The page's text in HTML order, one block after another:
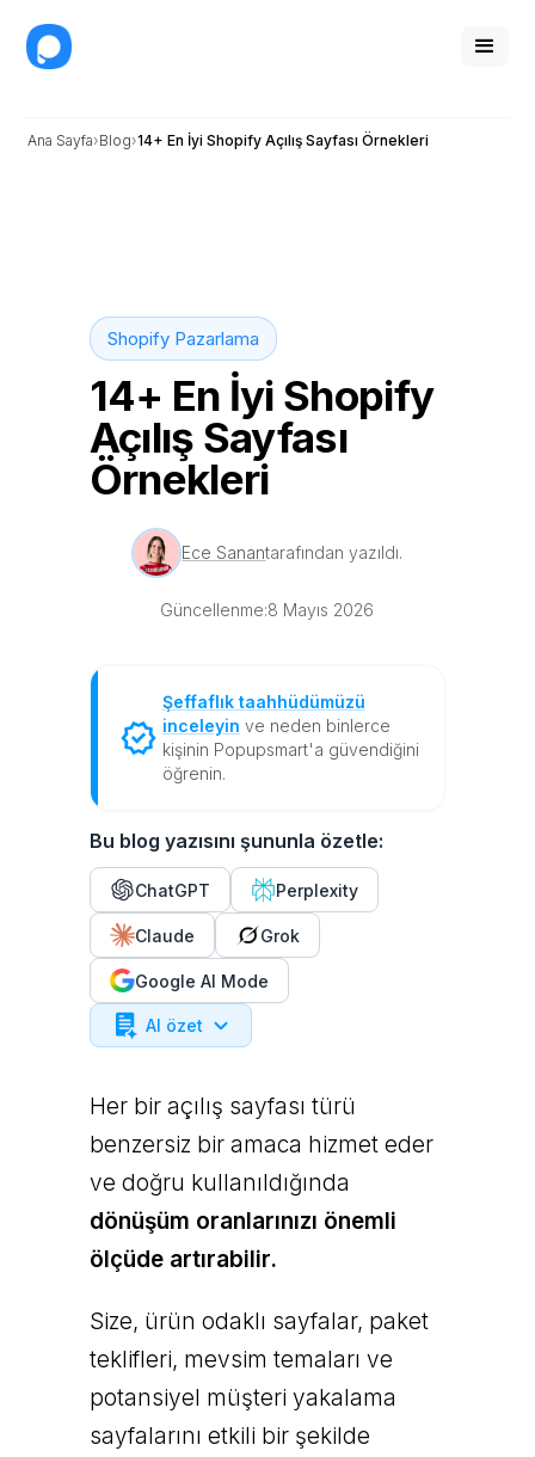
Ana Sayfa Blog 14+ En İyi Shopify Açılış Sayfası Örnekleri
Shopify Pazarlama
14+ En İyi Shopify
Açılış Sayfası
Örnekleri
Ece Sanantarafından yazıldı.
Güncellenme:8 Mayıs 2026
Şeffaflık taahhüdümüzü
inceleyin ve neden binlerce
kişinin Popupsmart'a güvendiğini
öğrenin.
Bu blog yazısını şununla özetle:
ChatGPT Perplexity
Claude Grok
Google AI Mode
AI özet
Her bir açılış sayfası türü
benzersiz bir amaca hizmet eder
ve doğru kullanıldığında
dönüşüm oranlarınızı önemli
ölçüde artırabilir.
Size, ürün odaklı sayfalar, paket
teklifleri, mevsim temaları ve
potansiyel müşteri yakalama
sayfalarını etkili bir şekilde